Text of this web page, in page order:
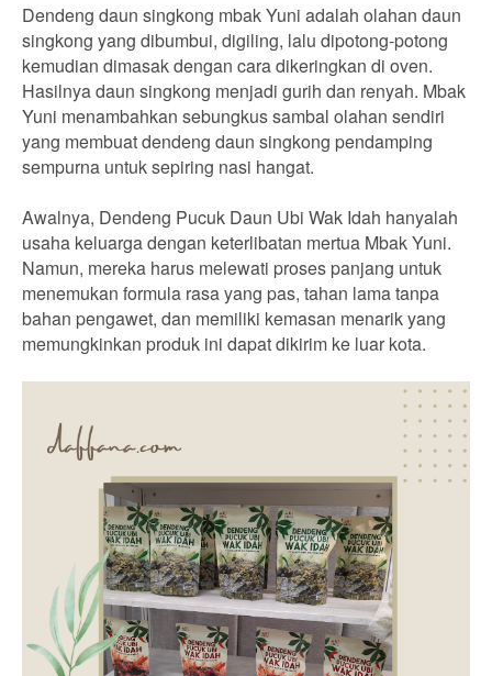
Dendeng daun singkong mbak Yuni adalah olahan daun
singkong yang dibumbui, digiling, lalu dipotong-potong
kemudian dimasak dengan cara dikeringkan di oven.
Hasilnya daun singkong menjadi gurih dan renyah. Mbak
Yuni menambahkan sebungkus sambal olahan sendiri
yang membuat dendeng daun singkong pendamping
sempurna untuk sepiring nasi hangat.
Awalnya, Dendeng Pucuk Daun Ubi Wak Idah hanyalah
usaha keluarga dengan keterlibatan mertua Mbak Yuni.
Namun, mereka harus melewati proses panjang untuk
menemukan formula rasa yang pas, tahan lama tanpa
bahan pengawet, dan memiliki kemasan menarik yang
memungkinkan produk ini dapat dikirim ke luar kota.